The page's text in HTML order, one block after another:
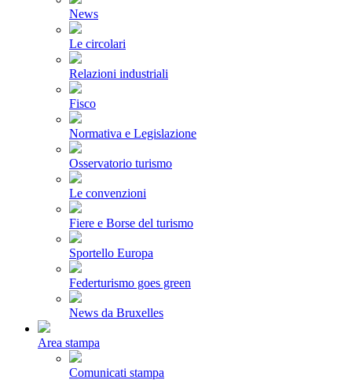
News
Le circolari
Relazioni industriali
Fisco
Normativa e Legislazione
Osservatorio turismo
Le convenzioni
Fiere e Borse del turismo
Sportello Europa
Federturismo goes green
News da Bruxelles
Area stampa
Comunicati stampa